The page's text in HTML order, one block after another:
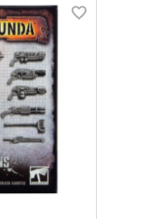
16+ Eng
Necromunda: Delaque Gang
Tactics Cards
1 650 ₽
Уведомить о наличии